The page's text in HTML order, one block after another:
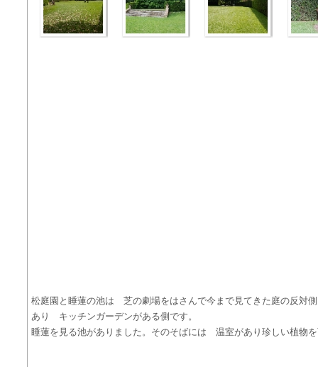
松庭園と睡蓮の池は 芝の劇場をはさんで今まで見てきた庭の反対
あり キッチンガーデンがある側です。
睡蓮を見る池がありました。そのそばには 温室があり珍しい植物